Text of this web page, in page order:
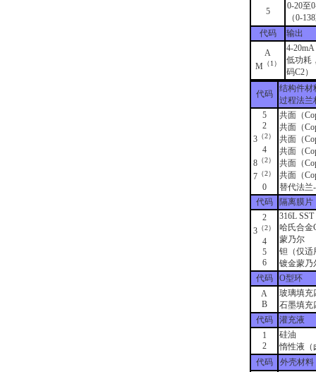
5
0-20至
（0-
代码
输出
A
M （1）
4-
低功耗
码C2）
代码
结构件材
过程法兰
5
2
3 （2）
4
8 （2）
7 （2）
0
共面（
共面（
共面（
共面（
共面（
共面（
替代法兰
代码
隔离膜片
2
3 （2）
4
5
6
316L SST
哈氏合金
蒙乃尔
钽（仅适
镀金蒙乃
代码
O型环
A
B
玻璃填充
石墨填充
代码
灌充液
1
2
硅油
惰性液（
代码
外壳材料